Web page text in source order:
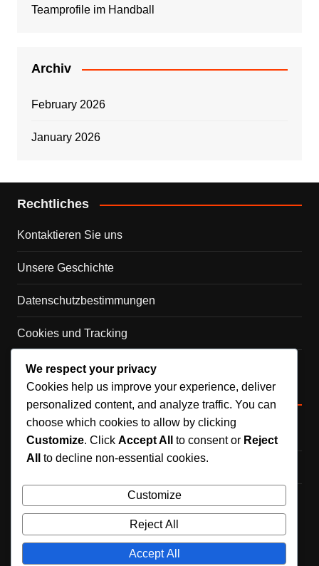
Teamprofile im Handball
Archiv
February 2026
January 2026
Rechtliches
Kontaktieren Sie uns
Unsere Geschichte
Datenschutzbestimmungen
Cookies und Tracking
Allgemeine Geschäftsbedingungen
Kategorien
Historischer Kontext des Handballs
Teamprofile im Handball
Copyright © 2026 hotmailsignin.de. All rights reserved.
We respect your privacy
Cookies help us improve your experience, deliver
personalized content, and analyze traffic. You can
choose which cookies to allow by clicking
Customize. Click Accept All to consent or Reject
All
to decline non-essential cookies.
Customize
Reject All
Accept All